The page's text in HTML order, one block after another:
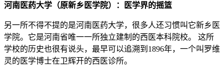
河南医药大学（原新乡医学院）：医学界的摇篮
另一所不得不提的是河南医药大学，很多人还习惯叫它新乡医
学院。它是河南省唯一一所独立建制的西医本科院校。 这所
学校的历史也很有说头，最早可以追溯到1896年，一个叫罗维
灵的医学博士在卫辉开的西医诊所。